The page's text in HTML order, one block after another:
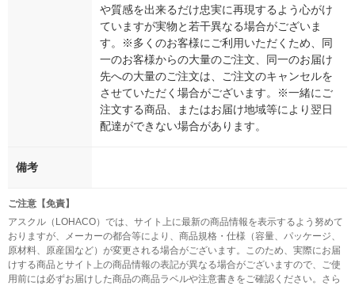
や質感を出来るだけ忠実に再現するよう心がけ
ていますが実物と若干異なる場合がございま
す。※多くのお客様にご利用いただくため、同
一のお客様からの大量のご注文、同一のお届け
先への大量のご注文は、ご注文のキャンセルを
させていただく場合がございます。※一緒にご
注文する商品、またはお届け地域等により翌日
配達ができない場合があります。
備考
ご注意【免責】
アスクル（LOHACO）では、サイト上に最新の商品情報を表示するよう努めて
おりますが、メーカーの都合等により、商品規格・仕様（容量、パッケージ、
原材料、原産国など）が変更される場合がございます。このため、実際にお届
けする商品とサイト上の商品情報の表記が異なる場合がございますので、ご使
用前には必ずお届けした商品の商品ラベルや注意書きをご確認ください。さら